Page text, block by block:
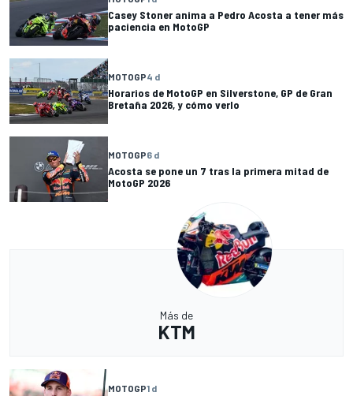
Casey Stoner anima a Pedro Acosta a tener más
paciencia en MotoGP
MOTOGP4 d
Horarios de MotoGP en Silverstone, GP de Gran
Bretaña 2026, y cómo verlo
MOTOGP6 d
Acosta se pone un 7 tras la primera mitad de
MotoGP 2026
Más de
KTM
MOTOGP1 d